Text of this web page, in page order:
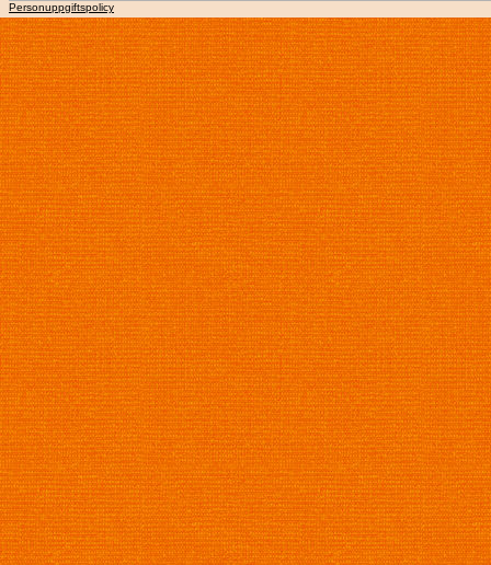
Personuppgiftspolicy